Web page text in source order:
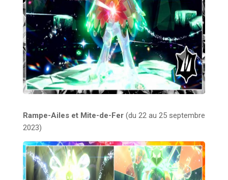
Rampe-Ailes et Mite-de-Fer (du 22 au 25 septembre
2023)